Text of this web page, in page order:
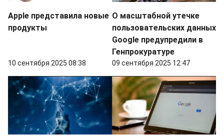
Apple представила новые
продукты
10 сентября 2025 08:38
О масштабной утечке
пользовательских данных
Google предупредили в
Генпрокуратуре
09 сентября 2025 12:47